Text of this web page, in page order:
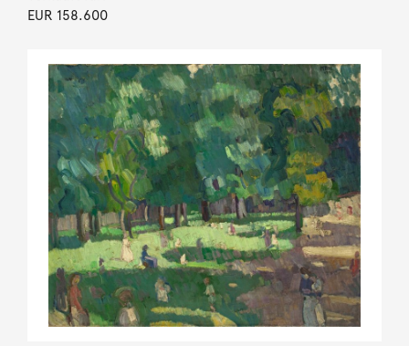
EUR 158.600